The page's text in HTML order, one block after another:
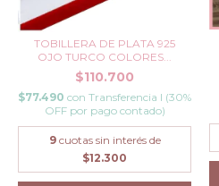
TOBILLERA DE PLATA 925
OJO TURCO COLORES...
$110.700
$77.490 con Transferencia I (30%
OFF por pago contado)
9 cuotas sin interés de
$12.300